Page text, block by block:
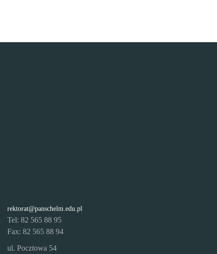
rektorat@panschelm.edu.pl
Tel: 82 565 88 95
Fax: 82 565 88 94
ul. Pocztowa 54